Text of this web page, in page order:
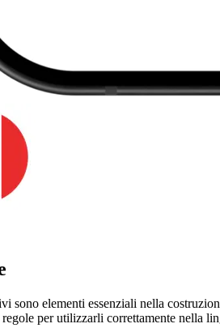
sono elementi essenziali nella
per utilizzarli correttamente nella